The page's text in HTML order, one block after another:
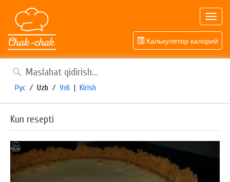
Калькулятор калорий
Рус / Uzb / Узб | Kirish
Kun resepti